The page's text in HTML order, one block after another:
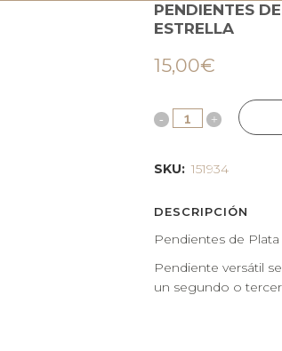
PENDIENTES
ESTRELLA
15,00€
SKU: 151934
DESCRIPCIÓN
Pendientes de
Pendiente versátil
un segundo o